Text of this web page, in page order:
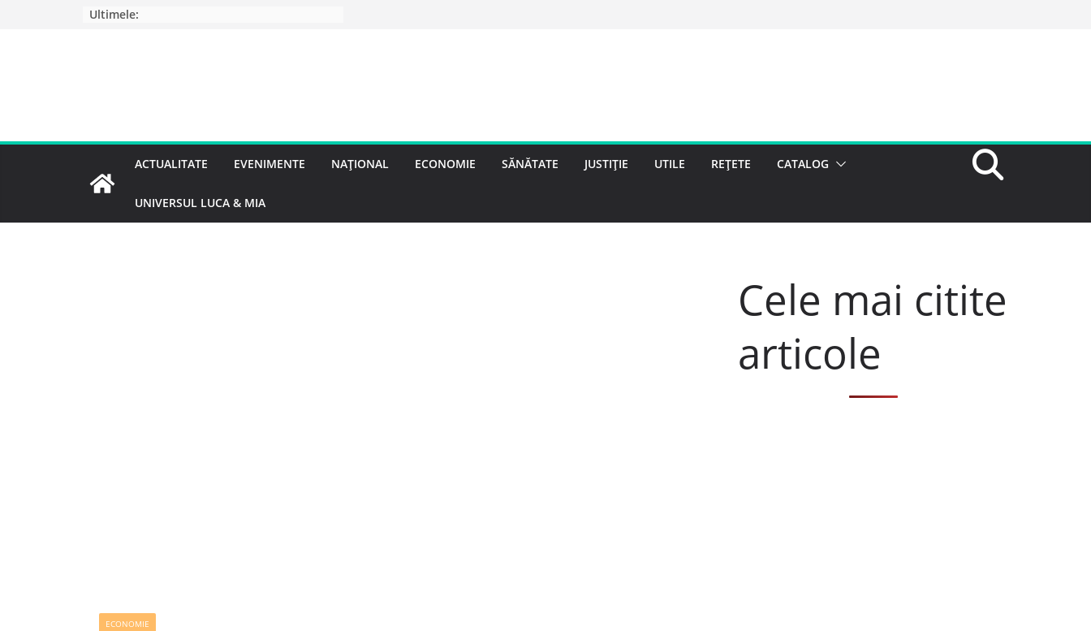
Ultimele:
ACTUALITATE EVENIMENTE NAȚIONAL ECONOMIE SĂNĂTATE JUSTIȚIE UTILE REȚETE CATALOG
UNIVERSUL LUCA & MIA
ECONOMIE
Cele mai citite
articole